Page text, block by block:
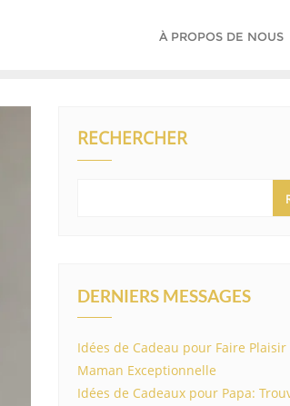
À PROPOS DE NOUS
RECHERCHER
DERNIERS MESSAGES
Idées de Cadeau pour Faire Plaisir
Maman Exceptionnelle
Idées de Cadeaux pour Papa: